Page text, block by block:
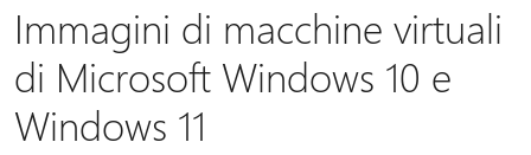
Immagini di macchine virtuali
di Microsoft Windows 10 e
Windows 11